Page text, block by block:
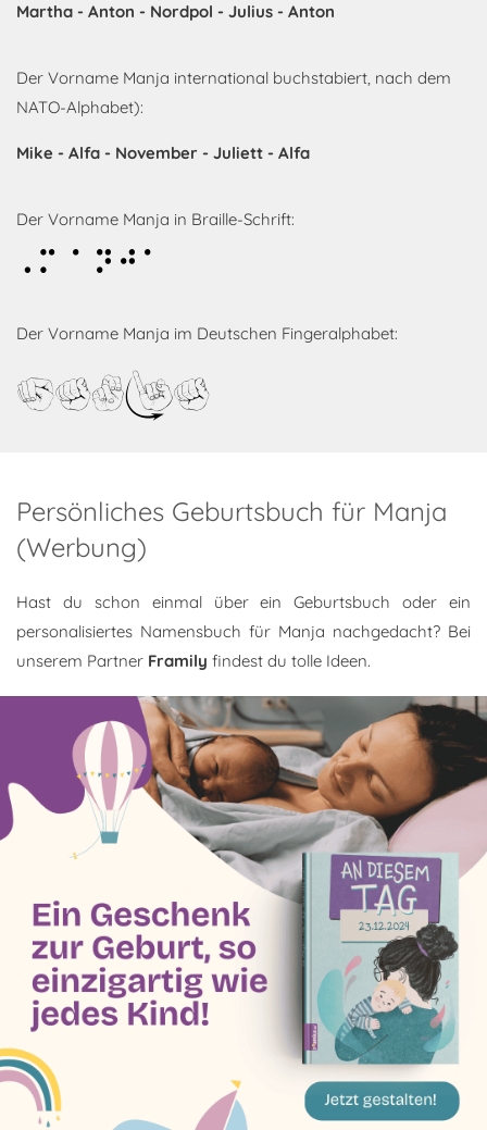
Martha - Anton - Nordpol - Julius - Anton
Der Vorname Manja international buchstabiert, nach dem
NATO-Alphabet):
Mike - Alfa - November - Juliett - Alfa
Der Vorname Manja in Braille-Schrift:
Manja
Der Vorname Manja im Deutschen Fingeralphabet:
Manja
Persönliches Geburtsbuch für Manja
(Werbung)
Hast du schon einmal über ein Geburtsbuch oder ein
personalisiertes Namensbuch für Manja nachgedacht? Bei
unserem Partner Framily findest du tolle Ideen.